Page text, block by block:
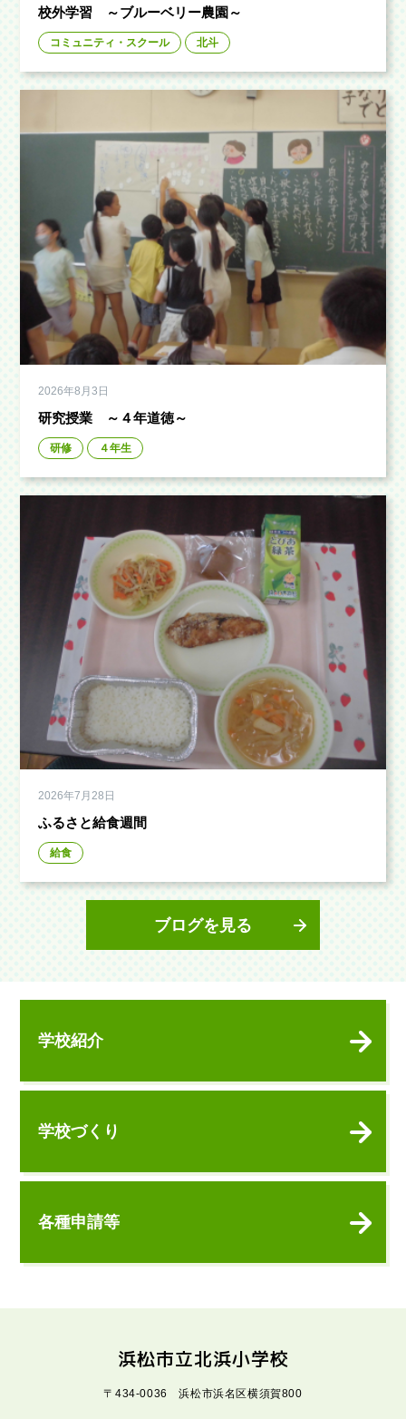
校外学習 ～ブルーベリー農園～
コミュニティ・スクール 北斗
2026年8月3日
研究授業 ～４年道徳～
研修 ４年生
2026年7月28日
ふるさと給食週間
給食
ブログを見る
学校紹介
学校づくり
各種申請等
浜松市立北浜小学校
〒434-0036 浜松市浜名区横須賀800